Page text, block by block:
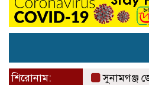
শিরোনাম: সুনামগঞ্জ জেলা